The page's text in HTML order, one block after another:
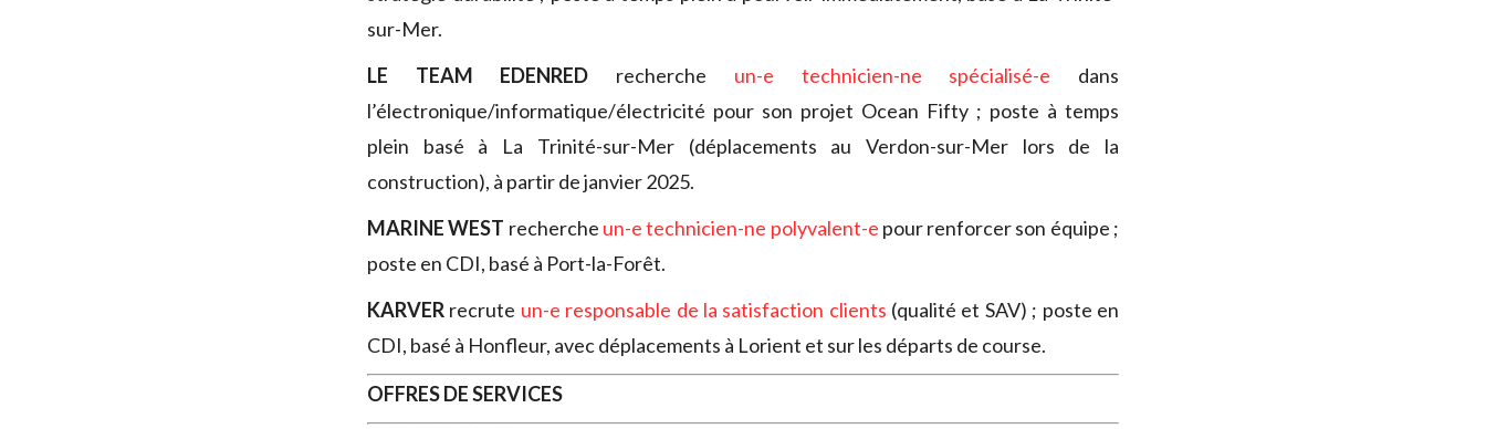
sur-Mer.
LE TEAM EDENRED recherche un-e technicien-ne spécialisé-e dans
l’électronique/informatique/électricité pour son projet Ocean Fifty ; poste à temps
plein basé à La Trinité-sur-Mer (déplacements au Verdon-sur-Mer lors de la
construction), à partir de janvier 2025.
MARINE WEST recherche un-e technicien-ne polyvalent-e pour renforcer son équipe ;
poste en CDI, basé à Port-la-Forêt.
KARVER recrute un-e responsable de la satisfaction clients (qualité et SAV) ; poste en
CDI, basé à Honfleur, avec déplacements à Lorient et sur les départs de course.
OFFRES DE SERVICES